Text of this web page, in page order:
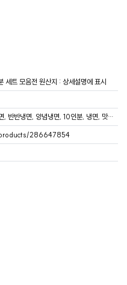
세트 모음전 원산지 : 상세설명에 표시
해방촌냉면, 해장냉면, 냉면세트, 비빔냉면, 물냉면, 반반냉면, 양념냉면, 10인분, 냉면, 맛집냉면
286647854